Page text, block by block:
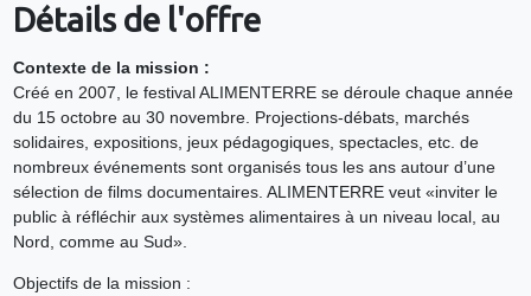
Détails de l'offre
Contexte de la mission :
Créé en 2007, le festival ALIMENTERRE se déroule chaque année
du 15 octobre au 30 novembre. Projections-débats, marchés
solidaires, expositions, jeux pédagogiques, spectacles, etc. de
nombreux événements sont organisés tous les ans autour d’une
sélection de films documentaires. ALIMENTERRE veut «inviter le
public à réfléchir aux systèmes alimentaires à un niveau local, au
Nord, comme au Sud».
Objectifs de la mission :